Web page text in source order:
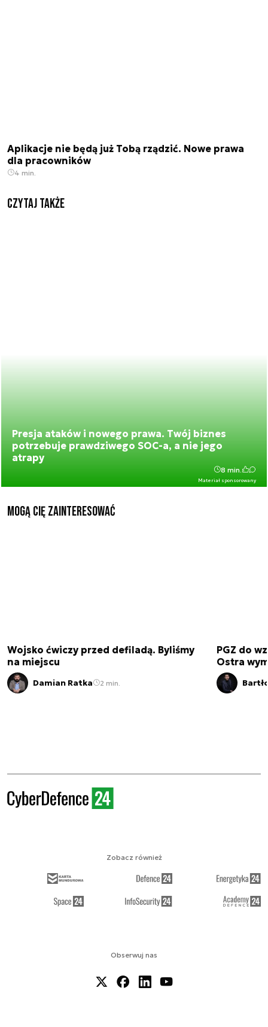
Aplikacje nie będą już Tobą rządzić. Nowe prawa
dla pracowników
4 min.
Czytaj także
Presja ataków i nowego prawa. Twój biznes
potrzebuje prawdziwego SOC-a, a nie jego
atrapy
Materiał sponsorowany
8 min.
Mogą Cię zainteresować
Wojsko ćwiczy przed defiladą. Byliśmy
na miejscu
Damian Ratka 2 min.
PGZ do
Ostra
Obserwuj nas
Zobacz również